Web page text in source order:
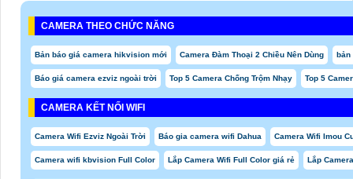
CAMERA THEO CHỨC NĂNG
Bản báo giá camera hikvision mới Camera Đàm Thoại 2 Chiều Nên Dùng
Báo giá camera ezviz ngoài trời Top 5 Camera Chống Trộm Nhạy Top 5
CAMERA KẾT NỐI WIFI
Camera Wifi Ezviz Ngoài Trời Báo gia camera wifi Dahua Camera Wifi Imou
Camera wifi kbvision Full Color Lắp Camera Wifi Full Color giá rẻ Lắp